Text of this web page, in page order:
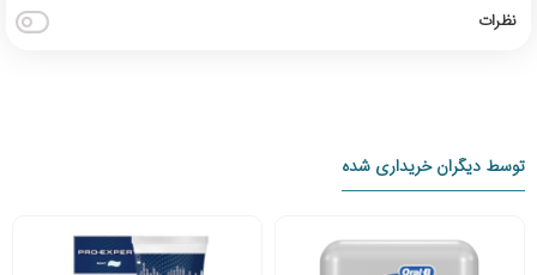
پیدا کنید. با خمیر دندان سفید برلیانت AZ 3D White Luxe در سفری
عین حال فواید ضروری برای سلامت دهان و دندان را نیز به همراه دارد.
با AZ 3D White Luxe با دندان های کدر خداحافظی کنید و به لبخندی
** تاریخچه و سابقه برند**
نظرات
توسط دیگران خریداری شده